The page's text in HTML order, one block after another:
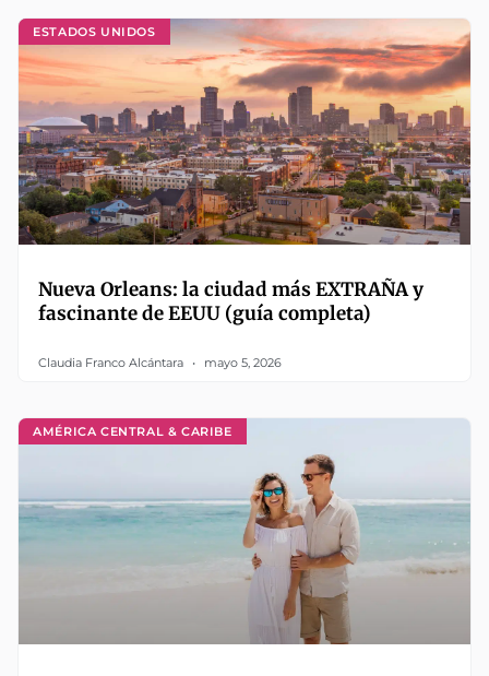
ESTADOS UNIDOS
Nueva Orleans: la ciudad más EXTRAÑA y
fascinante de EEUU (guía completa)
Claudia Franco Alcántara mayo 5, 2026
AMÉRICA CENTRAL & CARIBE